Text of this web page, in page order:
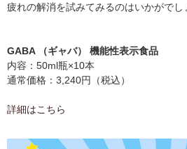
疲れの解消を試みてみるのはいかがでし
GABA （ギャバ） 機能性表示食品
内容：50ml瓶×10本
通常価格：3,240円（税込）
詳細はこちら